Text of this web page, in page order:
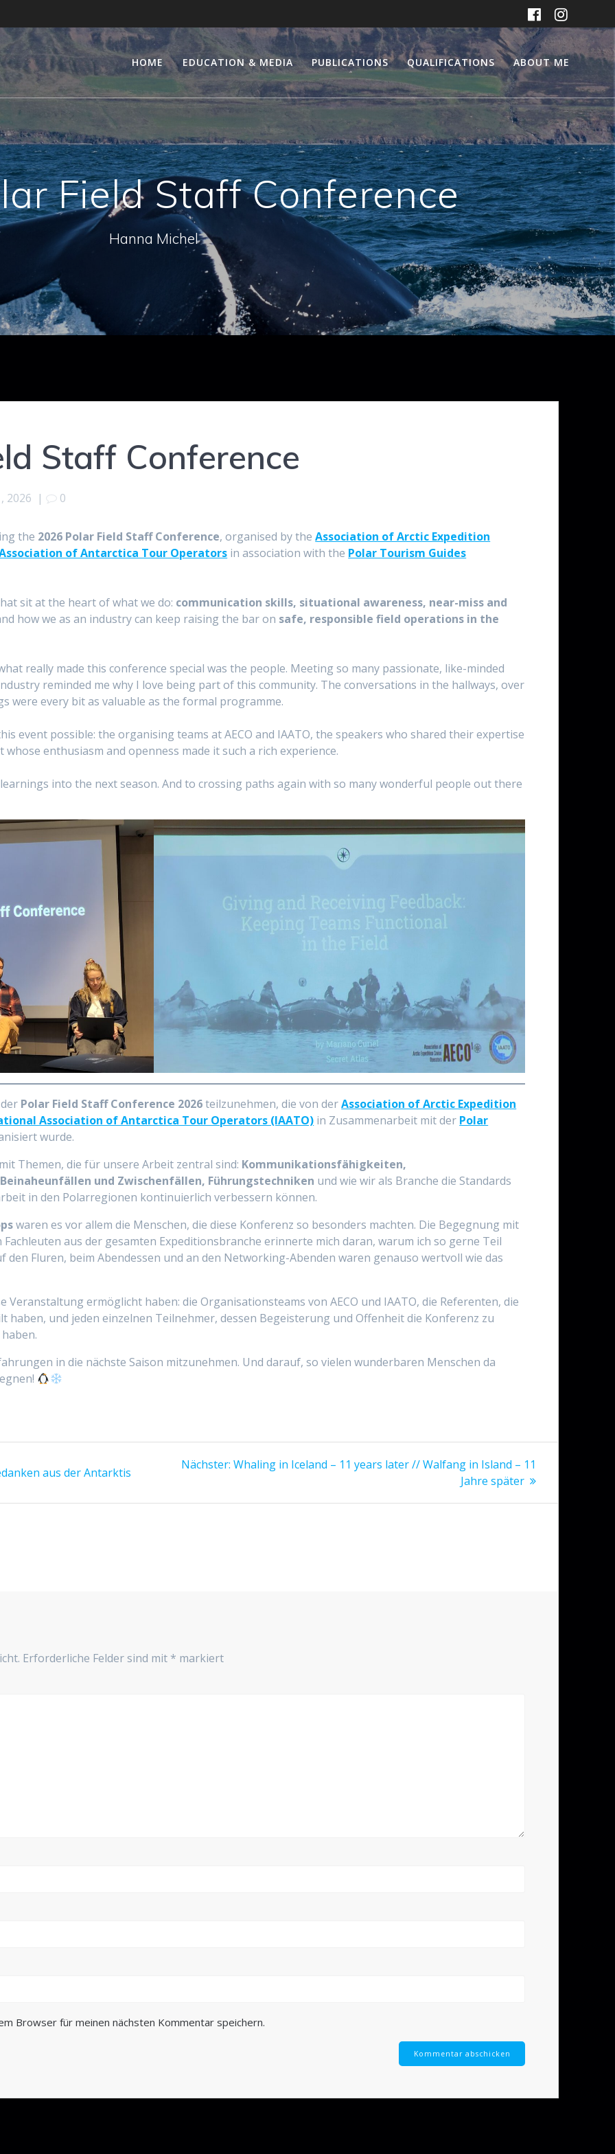
HOME EDUCATION & MEDIA PUBLICATIONS QUALIFICATIONS ABOUT ME
Field Staff Conference
Hanna Michel
Staff Conference
2026 | 0
the 2026 Polar Field Staff Conference, organised by the Association of Arctic Expedition
of Antarctica Tour Operators in association with the Polar Tourism Guides
sit at the heart of what we do: communication skills, situational awareness, near-miss and
how we as an industry can keep raising the bar on safe, responsible field operations in the
really made this conference special was the people. Meeting so many passionate, like-minded
reminded me why I love being part of this community. The conversations in the hallways, over
were every bit as valuable as the formal programme.
event possible: the organising teams at AECO and IAATO, the speakers who shared their expertise
enthusiasm and openness made it such a rich experience.
into the next season. And to crossing paths again with so many wonderful people out there
Polar Field Staff Conference 2026teilzunehmen, die von derAssociation of Arctic Expedition
Association of Antarctica Tour Operators (IAATO) in Zusammenarbeit mit der Polar
wurde.
Themen, die für unsere Arbeit zentral sind: Kommunikationsfähigkeiten,
und Zwischenfällen, Führungstechniken und wie wir als Branche die Standards
in den Polarregionen kontinuierlich verbessern können.
waren es vor allem die Menschen, die diese Konferenz so besonders machten. Die Begegnung mit
aus der gesamten Expeditionsbranche erinnerte mich daran, warum ich so gerne Teil
den Fluren, beim Abendessen und an den Networking-Abenden waren genauso wertvoll wie das
Veranstaltung ermöglicht haben: die Organisationsteams von AECO und IAATO, die Referenten, die
haben, und jeden einzelnen Teilnehmer, dessen Begeisterung und Offenheit die Konferenz zu
in die nächste Saison mitzunehmen. Und darauf, so vielen wunderbaren Menschen da
aus der Antarktis
Nächster: Nächster
Whaling in Iceland – 11 years later // Walfang in Island – 11
Jahre später
Erforderliche Felder sind mit * markiert
Browser für meinen nächsten Kommentar speichern.